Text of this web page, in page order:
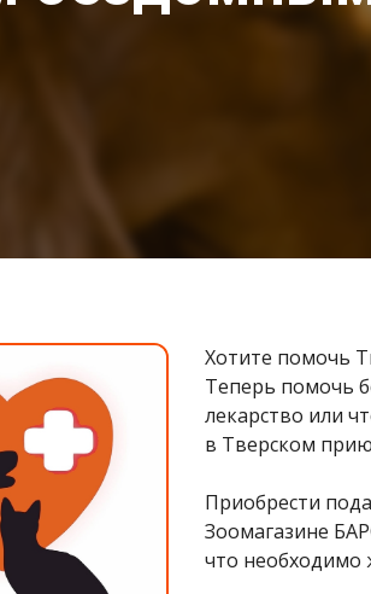
Хотите помочь
Теперь помочь
лекарство или
в Тверском
Приобрести
Зоомагазине
что необходимо